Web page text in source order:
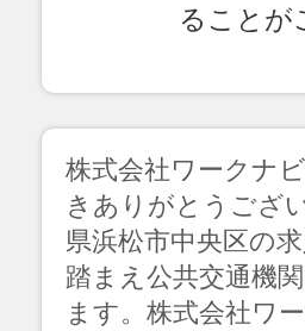
ることが
株式会社ワークナ
きありがとうござ
県浜松市中央区の
踏まえ公共交通機
ます。株式会社ワ